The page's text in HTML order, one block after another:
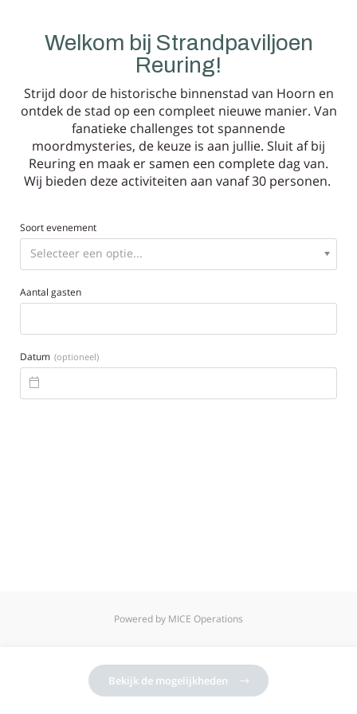
Welkom bij Strandpaviljoen
Reuring!
Strijd door de historische binnenstad van Hoorn en
ontdek de stad op een compleet nieuwe manier. Van
fanatieke challenges tot spannende
moordmysteries, de keuze is aan jullie. Sluit af bij
Reuring en maak er samen een complete dag van.
Wij bieden deze activiteiten aan vanaf 30 personen.
Soort evenement
Aantal gasten
Datum (optioneel)

Powered by MICE Operations
Bekijk de mogelijkheden